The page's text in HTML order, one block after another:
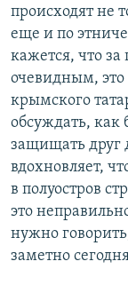
происходят не
еще и по
кажется, что за
очевидным, это
крымского
обсуждать, как
защищать друг
вдохновляет,
в полуостров
это
нужно
заметно